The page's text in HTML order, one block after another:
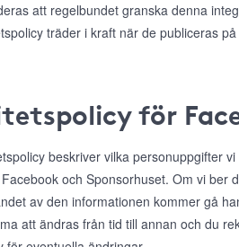
att regelbundet granska denna
träder i kraft när de publiceras
för
beskriver vilka personuppgifter
och Sponsorhuset. Om vi ber
av den informationen kommer gå
att ändras från tid till annan och du